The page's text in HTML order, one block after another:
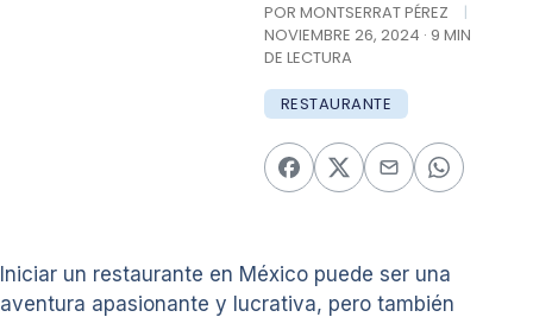
POR MONTSERRAT PÉREZ
|
NOVIEMBRE 26, 2024 · 9 MIN
DE LECTURA
RESTAURANTE
Iniciar un restaurante en México puede ser una
aventura apasionante y lucrativa, pero también